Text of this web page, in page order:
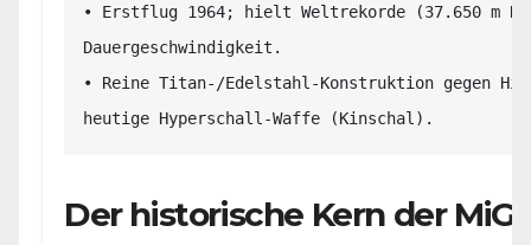
• Erstflug 1964; hielt Weltrekorde (37.650
Dauergeschwindigkeit.
• Reine Titan-/Edelstahl-Konstruktion
Der historische Kern der MiG-